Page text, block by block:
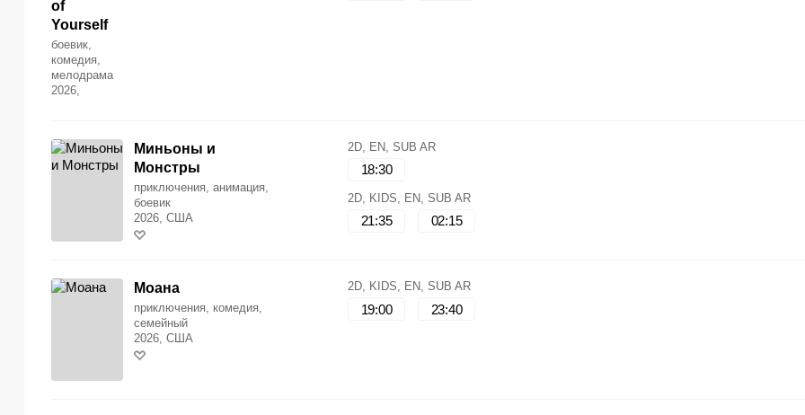
of
Yourself
боевик,
комедия,
мелодрама
2026,
Миньоны и
Монстры
приключения, анимация,
боевик
2026, США
2D, EN, SUB AR
18:30
2D, KIDS, EN, SUB AR
21:35 02:15
Моана
приключения, комедия,
семейный
2026, США
2D, KIDS, EN, SUB AR
19:00 23:40